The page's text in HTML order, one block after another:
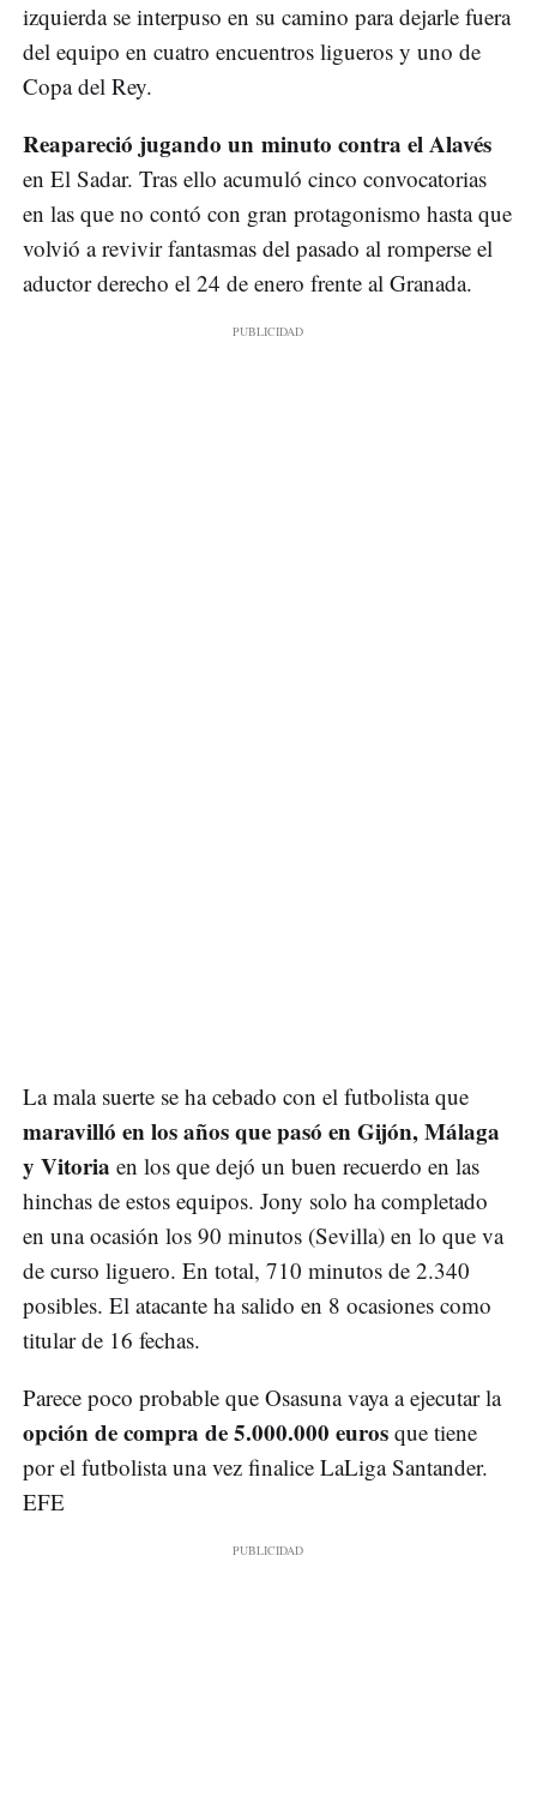
izquierda se interpuso en su camino para dejarle fuera
del equipo en cuatro encuentros ligueros y uno de
Copa del Rey.
Reapareció jugando un minuto contra el Alavés
en El Sadar. Tras ello acumuló cinco convocatorias
en las que no contó con gran protagonismo hasta que
volvió a revivir fantasmas del pasado al romperse el
aductor derecho el 24 de enero frente al Granada.
La mala suerte se ha cebado con el futbolista que
maravilló en los años que pasó en Gijón, Málaga
y Vitoria en los que dejó un buen recuerdo en las
hinchas de estos equipos. Jony solo ha completado
en una ocasión los 90 minutos (Sevilla) en lo que va
de curso liguero. En total, 710 minutos de 2.340
posibles. El atacante ha salido en 8 ocasiones como
titular de 16 fechas.
Parece poco probable que Osasuna vaya a ejecutar la
opción de compra de 5.000.000 euros que tiene
por el futbolista una vez finalice LaLiga Santander.
EFE